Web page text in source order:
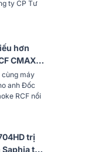
ty CP Tư
hơn
CMAX
cùng máy
anh Đốc
RCF nổi
trị
Saphia tại